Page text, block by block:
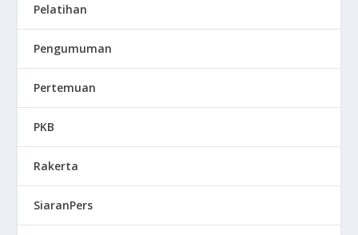
Pelatihan
Pengumuman
Pertemuan
PKB
Rakerta
SiaranPers